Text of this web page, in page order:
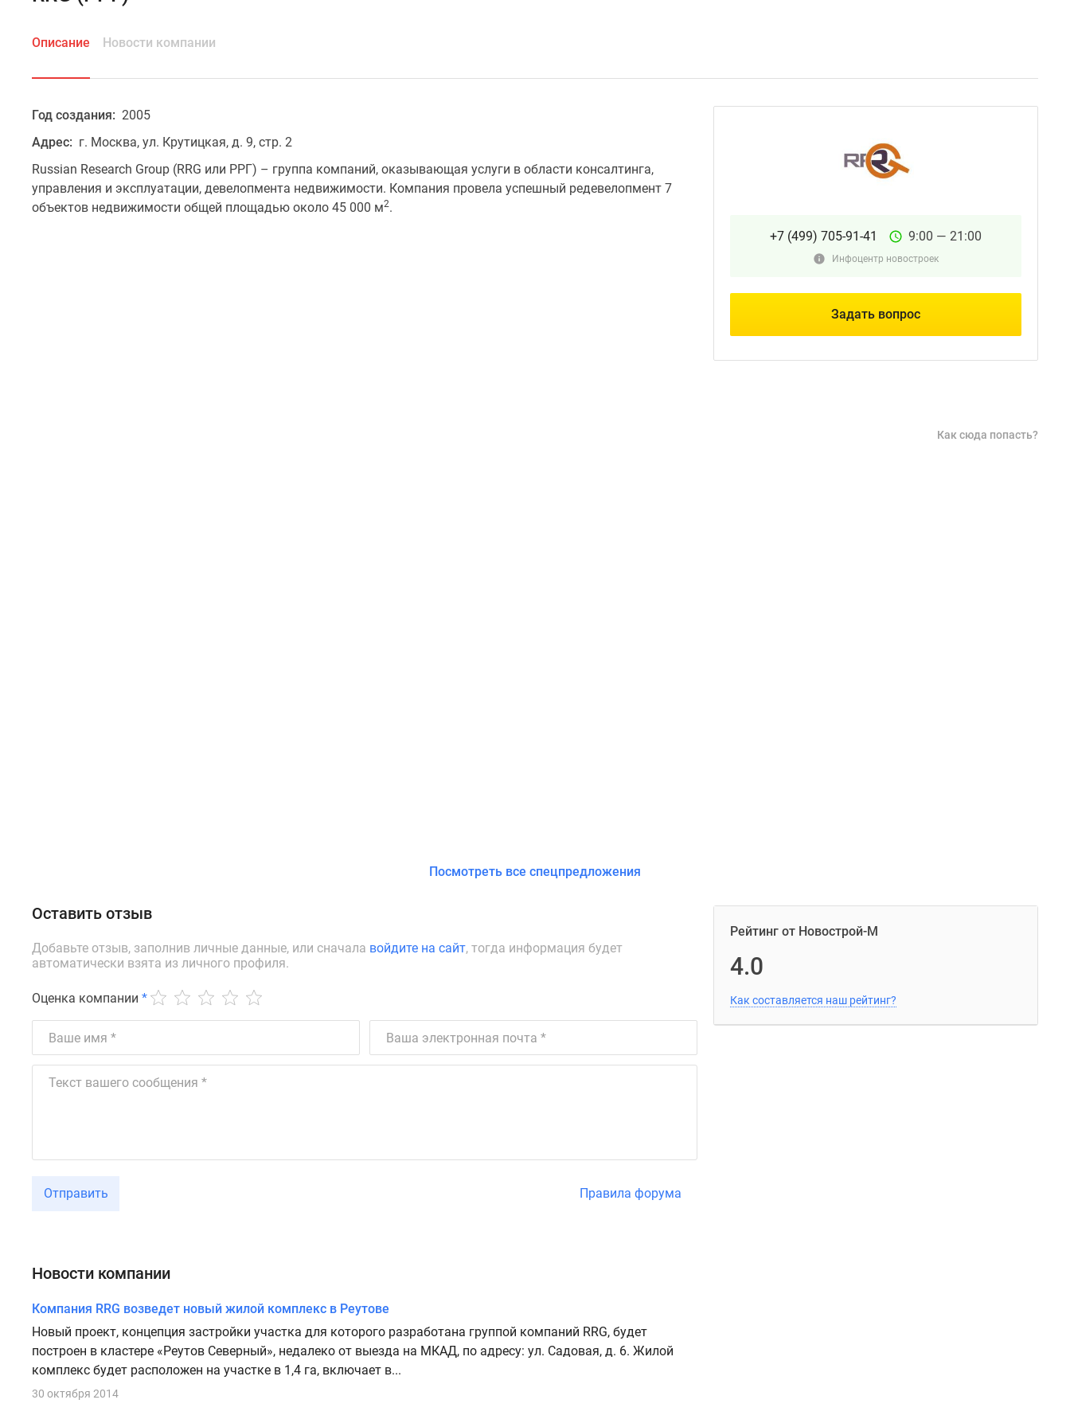
Описание Новости компании
Год создания: 2005
Адрес: г. Москва, ул. Крутицкая, д. 9, стр. 2
Russian Research Group (RRG или РРГ) – группа компаний, оказывающая услуги в области консалтинга,
управления и эксплуатации, девелопмента недвижимости. Компания провела успешный редевелопмент 7
объектов недвижимости общей площадью около 45 000 м2.
+7 (499) 705-91-41
9:00 — 21:00
Инфоцентр новостроек
Задать вопрос
Как сюда попасть?
Посмотреть все спецпредложения
Оставить отзыв
Добавьте отзыв, заполнив личные данные, или сначала войдите на сайт, тогда информация будет
автоматически взята из личного профиля.
Оценка компании *
Отправить Правила форума
Рейтинг от Новострой-М
4.0
Как составляется наш рейтинг?
Новости компании
Компания RRG возведет новый жилой комплекс в Реутове
Новый проект, концепция застройки участка для которого разработана группой компаний RRG, будет
построен в кластере «Реутов Северный», недалеко от выезда на МКАД, по адресу: ул. Садовая, д. 6. Жилой
комплекс будет расположен на участке в 1,4 га, включает в...
30 октября 2014